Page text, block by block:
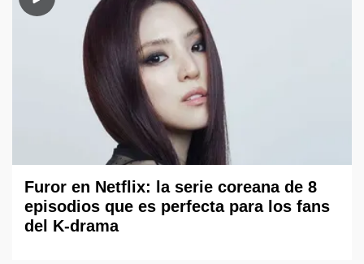
Furor en Netflix: la serie coreana de 8
episodios que es perfecta para los fans
del K-drama